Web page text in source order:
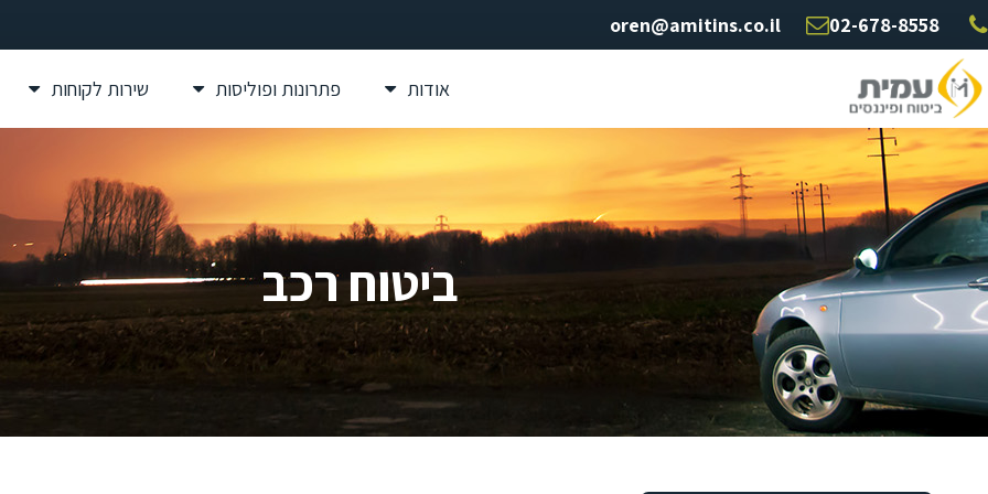
02-678-8558
oren@amitins.co.il
אודות פתרונות ופוליסות שירות לקוחות
ביטוח רכב